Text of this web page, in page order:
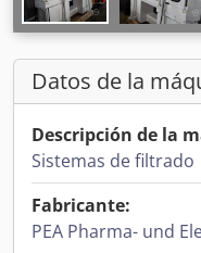
Datos de la
Descripción de la
Sistemas de filtrado
Fabricante:
PEA Pharma- und